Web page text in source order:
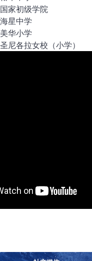
家初级学院
星中学
华小学
尼各拉女校（小学）